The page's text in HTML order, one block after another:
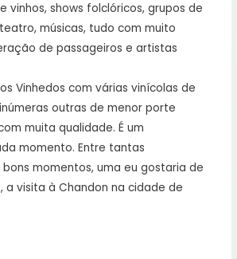
vinhos, shows folclóricos, grupos de
músicas, tudo com muito
de passageiros e artistas
Vinhedos com várias vinícolas de
outras de menor porte
muita qualidade. É um
momento. Entre tantas
momentos, uma eu gostaria de
a visita à Chandon na cidade de